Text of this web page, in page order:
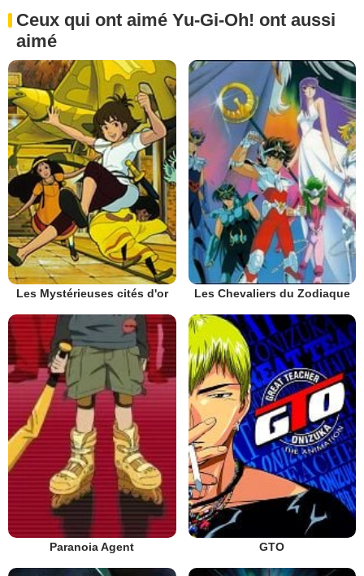
Ceux qui ont aimé Yu-Gi-Oh! ont aussi
aimé
Les Mystérieuses cités d'or Les Chevaliers du Zodiaque
Paranoia Agent GTO